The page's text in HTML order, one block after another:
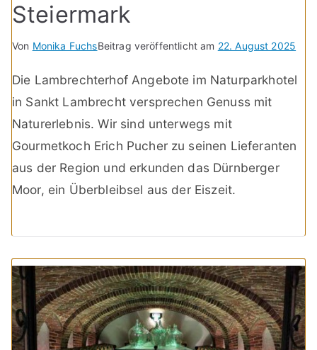
Steiermark
Von Monika FuchsBeitrag veröffentlicht am 22. August 2025
Die Lambrechterhof Angebote im Naturparkhotel
in Sankt Lambrecht versprechen Genuss mit
Naturerlebnis. Wir sind unterwegs mit
Gourmetkoch Erich Pucher zu seinen Lieferanten
aus der Region und erkunden das Dürnberger
Moor, ein Überbleibsel aus der Eiszeit.